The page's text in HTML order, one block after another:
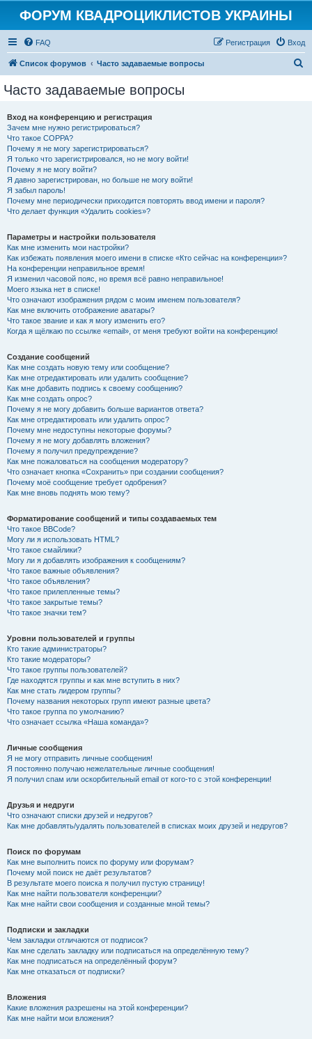
ФОРУМ КВАДРОЦИКЛИСТОВ УКРАИНЫ
FAQ Вход
Регистрация
Список форумов Часто задаваемые вопросы
Часто задаваемые вопросы
Вход на конференцию и регистрация
Зачем мне нужно регистрироваться?
Что такое COPPA?
Почему я не могу зарегистрироваться?
Я только что зарегистрировался, но не могу войти!
Почему я не могу войти?
Я давно зарегистрирован, но больше не могу войти!
Я забыл пароль!
Почему мне периодически приходится повторять ввод имени и пароля?
Что делает функция «Удалить cookies»?
Параметры и настройки пользователя
Как мне изменить мои настройки?
Как избежать появления моего имени в списке «Кто сейчас на конференции»?
На конференции неправильное время!
Я изменил часовой пояс, но время всё равно неправильное!
Моего языка нет в списке!
Что означают изображения рядом с моим именем пользователя?
Как мне включить отображение аватары?
Что такое звание и как я могу изменить его?
Когда я щёлкаю по ссылке «email», от меня требуют войти на конференцию!
Создание сообщений
Как мне создать новую тему или сообщение?
Как мне отредактировать или удалить сообщение?
Как мне добавить подпись к своему сообщению?
Как мне создать опрос?
Почему я не могу добавить больше вариантов ответа?
Как мне отредактировать или удалить опрос?
Почему мне недоступны некоторые форумы?
Почему я не могу добавлять вложения?
Почему я получил предупреждение?
Как мне пожаловаться на сообщения модератору?
Что означает кнопка «Сохранить» при создании сообщения?
Почему моё сообщение требует одобрения?
Как мне вновь поднять мою тему?
Форматирование сообщений и типы создаваемых тем
Что такое BBCode?
Могу ли я использовать HTML?
Что такое смайлики?
Могу ли я добавлять изображения к сообщениям?
Что такое важные объявления?
Что такое объявления?
Что такое прилепленные темы?
Что такое закрытые темы?
Что такое значки тем?
Уровни пользователей и группы
Кто такие администраторы?
Кто такие модераторы?
Что такое группы пользователей?
Где находятся группы и как мне вступить в них?
Как мне стать лидером группы?
Почему названия некоторых групп имеют разные цвета?
Что такое группа по умолчанию?
Что означает ссылка «Наша команда»?
Личные сообщения
Я не могу отправить личные сообщения!
Я постоянно получаю нежелательные личные сообщения!
Я получил спам или оскорбительный email от кого-то с этой конференции!
Друзья и недруги
Что означают списки друзей и недругов?
Как мне добавлять/удалять пользователей в списках моих друзей и недругов?
Поиск по форумам
Как мне выполнить поиск по форуму или форумам?
Почему мой поиск не даёт результатов?
В результате моего поиска я получил пустую страницу!
Как мне найти пользователя конференции?
Как мне найти свои сообщения и созданные мной темы?
Подписки и закладки
Чем закладки отличаются от подписок?
Как мне сделать закладку или подписаться на определённую тему?
Как мне подписаться на определённый форум?
Как мне отказаться от подписки?
Вложения
Какие вложения разрешены на этой конференции?
Как мне найти мои вложения?